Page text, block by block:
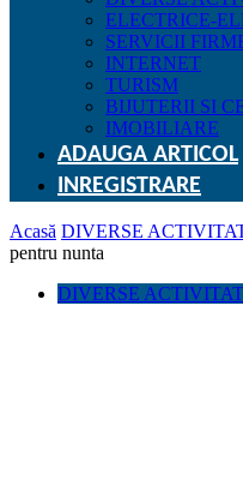
ELECTRICE-
SERVICII
INTERNET
TURISM
BIJUTERII SI
IMOBILIARE
ADAUGA ARTICOL
INREGISTRARE
Acasă DIVERSE
pentru nunta
DIVERSE